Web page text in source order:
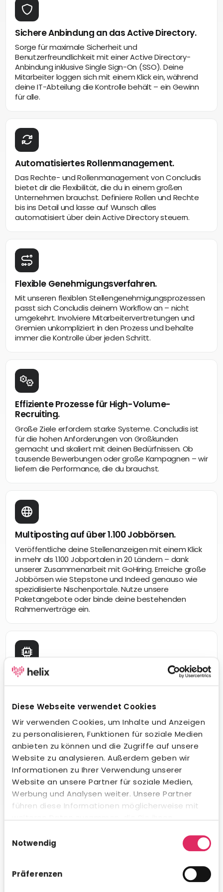
Diese Webseite verwendet Cookies
Wir verwenden Cookies, um Inhalte und Anzeigen
zu personalisieren, Funktionen für soziale Medien
anbieten zu können und die Zugriffe auf unsere
Website zu analysieren. Außerdem geben wir
Informationen zu Ihrer Verwendung unserer
Website an unsere Partner für soziale Medien,
Werbung und Analysen weiter. Unsere Partner
führen diese Informationen möglicherweise mit
weiteren Daten zusammen, die Sie ihnen
Nutzung der Dienste gesammelt haben.
Notwendig
Präferenzen
Sichere Anbindung an das Active Directory.
Sorge für maximale Sicherheit und
Benutzerfreundlichkeit mit einer Active Directory-
Anbindung inklusive Single Sign-On (SSO). Deine
Mitarbeiter loggen sich mit einem Klick ein, während
deine IT-Abteilung die Kontrolle behält – ein Gewinn
für alle.
Automatisiertes Rollenmanagement.
Das Rechte- und Rollenmanagement von Concludis
bietet dir die Flexibilität, die du in einem großen
Unternehmen brauchst. Definiere Rollen und Rechte
bis ins Detail und lasse auf Wunsch alles
automatisiert über dein Active Directory steuern.
Flexible Genehmigungsverfahren.
Mit unseren flexiblen Stellengenehmigungsprozessen
passt sich Concludis deinem Workflow an – nicht
umgekehrt. Involviere Mitarbeitervertretungen und
Gremien unkompliziert in den Prozess und behalte
immer die Kontrolle über jeden Schritt.
Effiziente Prozesse für High-Volume-
Recruiting.
Große Ziele erfordern starke Systeme. Concludis ist
für die hohen Anforderungen von Großkunden
gemacht und skaliert mit deinen Bedürfnissen. Ob
tausende Bewerbungen oder große Kampagnen – wir
liefern die Performance, die du brauchst.
Multiposting auf über 1.100 Jobbörsen.
Veröffentliche deine Stellenanzeigen mit einem Klick
in mehr als 1.100 Jobportalen in 20 Ländern – dank
unserer Zusammenarbeit mit GoHiring. Erreiche große
Jobbörsen wie Stepstone und Indeed genauso wie
spezialisierte Nischenportale. Nutze unsere
Paketangebote oder binde deine bestehenden
Rahmenverträge ein.
Wegweisende KI-Integration.
Posts und in der Kommunikation mit Bewerbern – in
jeder Sprache und jedem Ton. Natürlich
datenschutzkonform und innerhalb gesetzlicher
Vorgaben. Auch beim Kandidaten-Matching
profitierst du von intelligenter Unterstützung.
Auswertungen direkt in Concludis – oder integriere die
Daten via API in deine bestehenden BI-Tools für
genau dann verfügbar, wenn du es brauchst.